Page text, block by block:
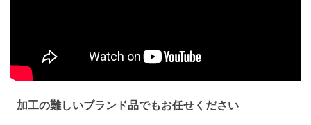
加工の難しいブランド品でもお任せください